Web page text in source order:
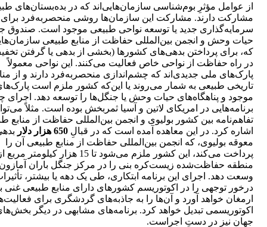
از عوامل مؤثرِ بوم‌شناسی سازمان‌هایی‌اند که در بده‌بستان‌های
مشارکت دارند. مشارکت این سازمان‌ها روشی منحصربه‌فرد برای
سرمایه‌گذاری جدید یا توسعه نواحی طبیعی موجود است. صندوق
حیات وحش و انجمن بین‌المللی حفاظت از منابع طبیعی
که، برای پرداختن بدهی‌های کشورها (بخشی از بدهی یا گرفتن
در راه حفاظت از نواحی خاص فعالیت می‌کنند. این نواحی معمولاً
پارک‌های ملی جدیدی‌اند که چشم‌اندازی منحصر‌به‌فرد دارند و از
تاریخی طبیعی به شمار می‌روند یا این‌که کشور ملزم است
موجود و پناهگاه‌های حیات وحش یا جنگل‌ها را توسعه دهد. اجرای
برنامه‌هایی در امریکای لاتین و آسیا ثمربخش بوده است. مثلاً
تفاهم‌نامه بین کشور بولیوی و انجمن بین‌المللی حفاظت از منابع
اشاره کرد. در این معاهده آمده است که در قبالِ 650 هزار دلار
معوقه بولیوی، که انجمن بین‌المللی حفاظت از منابع طبیعی آن را
پرداخت می‌کند، این کشور ملزم می‌شود تا 15 هزار کیلومتر
منطقه حفاظت‌شده زیست‌کره بنی را در مرکز جنگل باران
وسعت ‌دهد. اجرای این برنامه ابتکاری، طی یک دهه یا بیشتر،
درخور‌ توجهی را در اکوتوریسم کشورهای دارای منابع طبیعی غنی
ارمغان خواهد آورد و آن‌ها را به جاذبه‌های گردشگری برای
اکوتوریسمی تبدیل خواهد کرد. برنامه‌های مشابهی در دیگر
جهان نیز در دستِ اجراست.